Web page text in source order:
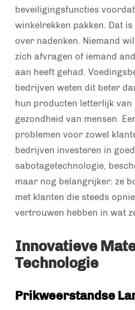
beveiligingsfuncties
winkelrekken pakken. Dat
over nadenken. Niemand
zich afvragen of iemand
aan heeft gehad.
bedrijven weten dit beter
hun producten letterlijk van
gezondheid van mensen.
problemen voor zowel
bedrijven investeren in
sabotagetechnologie,
maar nog belangrijker: ze
met klanten die steeds
vertrouwen hebben in wat
Innovatieve
Technologie
Prikweerstandse